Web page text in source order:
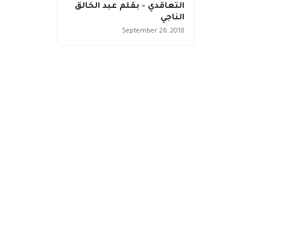
التعاقدي - بقلم عبد الخالق
الناجي
September 26, 2018